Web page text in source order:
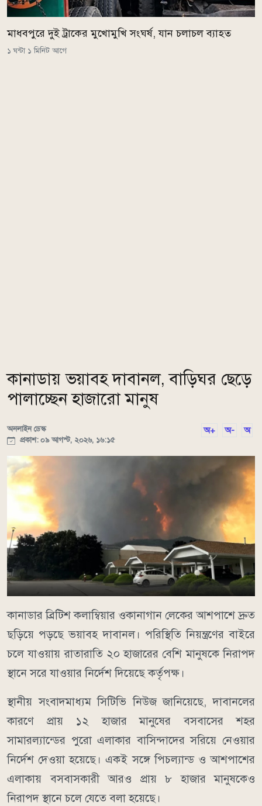
মাধবপুরে দুই ট্রাকের মুখোমুখি সংঘর্ষ, যান চলাচল ব্যাহত
১ ঘন্টা ১ মিনিট আগে
কানাডায় ভয়াবহ দাবানল, বাড়িঘর ছেড়ে
পালাচ্ছেন হাজারো মানুষ
অনলাইন ডেস্ক
প্রকাশ: ০৯ আগস্ট, ২০২৬, ১৬:১৫
অ+ অ- অ
কানাডার ব্রিটিশ কলাম্বিয়ার ওকানাগান লেকের আশপাশে দ্রুত
ছড়িয়ে পড়ছে ভয়াবহ দাবানল। পরিস্থিতি নিয়ন্ত্রণের বাইরে
চলে যাওয়ায় রাতারাতি ২০ হাজারের বেশি মানুষকে নিরাপদ
স্থানে সরে যাওয়ার নির্দেশ দিয়েছে কর্তৃপক্ষ।
স্থানীয় সংবাদমাধ্যম সিটিভি নিউজ জানিয়েছে, দাবানলের
কারণে প্রায় ১২ হাজার মানুষের বসবাসের শহর
সামারল্যান্ডের পুরো এলাকার বাসিন্দাদের সরিয়ে নেওয়ার
নির্দেশ দেওয়া হয়েছে। একই সঙ্গে পিচল্যান্ড ও আশপাশের
এলাকায় বসবাসকারী আরও প্রায় ৮ হাজার মানুষকেও
নিরাপদ স্থানে চলে যেতে বলা হয়েছে।